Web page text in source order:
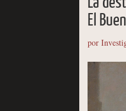
El
por